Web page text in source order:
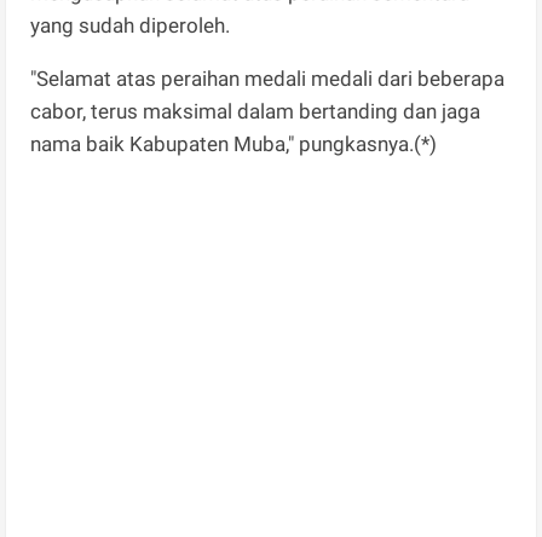
yang sudah diperoleh.
"Selamat atas peraihan medali medali dari beberapa
cabor, terus maksimal dalam bertanding dan jaga
nama baik Kabupaten Muba," pungkasnya.(*)